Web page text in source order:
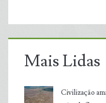
Mais Lidas
Civilização